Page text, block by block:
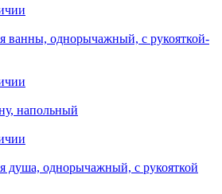
ванны, однорычажный, с рукояткой-
напольный
душа, однорычажный, с рукояткой